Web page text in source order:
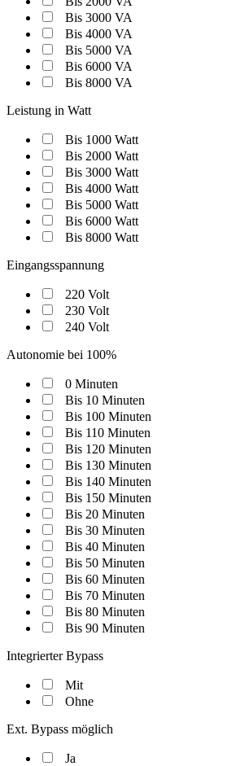
Bis 3000 VA
Bis 4000 VA
Bis 5000 VA
Bis 6000 VA
Bis 8000 VA
Leistung in Watt
Bis 1000 Watt
Bis 2000 Watt
Bis 3000 Watt
Bis 4000 Watt
Bis 5000 Watt
Bis 6000 Watt
Bis 8000 Watt
Eingangsspannung
220 Volt
230 Volt
240 Volt
Autonomie bei 100%
0 Minuten
Bis 10 Minuten
Bis 100 Minuten
Bis 110 Minuten
Bis 120 Minuten
Bis 130 Minuten
Bis 140 Minuten
Bis 150 Minuten
Bis 20 Minuten
Bis 30 Minuten
Bis 40 Minuten
Bis 50 Minuten
Bis 60 Minuten
Bis 70 Minuten
Bis 80 Minuten
Bis 90 Minuten
Integrierter Bypass
Mit
Ohne
Ext. Bypass möglich
Ja